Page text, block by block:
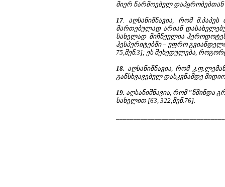
მიერ წარმოებულ დაპყრობებთან
17 . აღსანიშნავია, რომ
მართებულად არიან
სახელად მიჩნეულია
ჰესპერიტებში – უფრო
75,შენ.3]; ეს შეხედულება,
18. აღსანიშნავია, რომ
განსხვავებულ დასკვნამდე
19. აღსანიშნავია, რომ ”წმინდა
სახელით [63, 322,შენ.76].